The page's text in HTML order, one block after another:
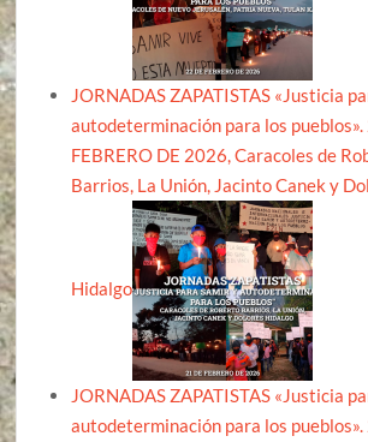
JORNADAS ZAPATISTAS «Justicia
autodeterminación para los pueblos».
FEBRERO DE 2026, Caracoles de
Barrios, La Unión, Jacinto Canek y
Hidalgo
JORNADAS ZAPATISTAS «Justicia
autodeterminación para los pueblos».